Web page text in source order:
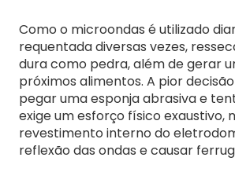
Como o microondas é utilizado
requentada diversas vezes,
dura como pedra, além de gerar
próximos alimentos. A pior
pegar uma esponja abrasiva e
exige um esforço físico
revestimento interno do
reflexão das ondas e causar